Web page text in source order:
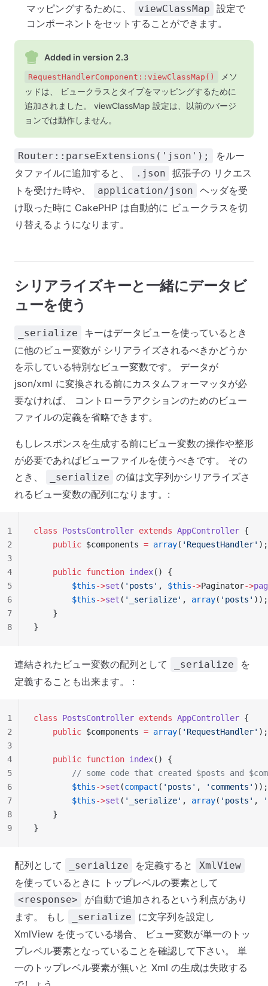
マッピングするために、
viewClassMap
設定で
コンポーネントをセットすることができます。
Added in version 2.3
RequestHandlerComponent::viewClassMap()
メソ
ッドは、 ビュークラスとタイプをマッピングするために
追加されました。 viewClassMap 設定は、以前のバージ
ョンでは動作しません。
Router::parseExtensions('json');
をルー
タファイルに追加すると、
.json
拡張子の リクエス
トを受けた時や、
application/json
ヘッダを受
け取った時に CakePHP は自動的に ビュークラスを切
り替えるようになります。
シリアライズキーと一緒にデータビ
ューを使う
_serialize
キーはデータビューを使っているとき
に他のビュー変数が シリアライズされるべきかどうか
を示している特別なビュー変数です。 データが
json/xml に変換される前にカスタムフォーマッタが必
要なければ、 コントローラアクションのためのビュー
ファイルの定義を省略できます。
もしレスポンスを生成する前にビュー変数の操作や整形
が必要であればビューファイルを使うべきです。 その
とき、
_serialize
の値は文字列かシリアライズさ
れるビュー変数の配列になります。:
class PostsController extends AppController {
    public
$components = array( 'RequestHandler' );
    public
function index() {
        $this
->set ( 'posts' , $this->Paginator->
        $this
->set ( '_serialize' , array( 'posts' ));
    }
}
1
2
3
4
5
6
7
8
連結されたビュー変数の配列として _serialize
を
定義することも出来ます。 :
class PostsController extends AppController {
    public
$components = array( 'RequestHandler' );
    public
function index() {
// some code that created $posts and
        $this
->set (compact ( 'posts' , 'comments' ));
        $this
->set ( '_serialize' , array( 'posts' ,
    }
}
1
2
3
4
5
6
7
8
9
配列として _serialize を定義すると XmlView
を使っているときに トップレベルの要素として
<response>
が自動で追加されるという利点があり
ます。 もし
_serialize
に文字列を設定し
XmlView を使っている場合、 ビュー変数が単一のトッ
プレベル要素となっていることを確認して下さい。 単
一のトップレベル要素が無いと Xml の生成は失敗する